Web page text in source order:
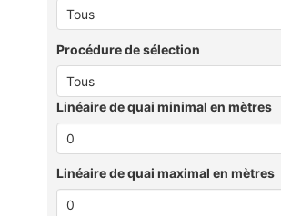
Procédure de sélection
Linéaire de quai minimal en mètres
Linéaire de quai maximal en mètres